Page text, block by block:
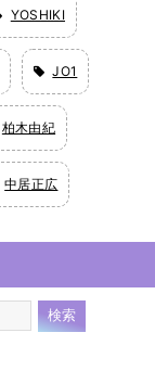
YOSHIKI
JO1
柏木由紀
中居正広